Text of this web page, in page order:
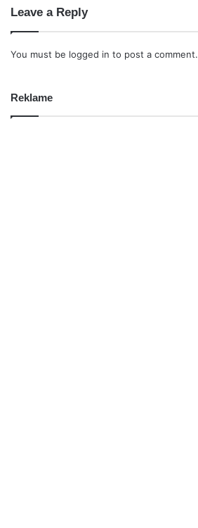
Leave a Reply
You must be logged in to post a comment.
Reklame